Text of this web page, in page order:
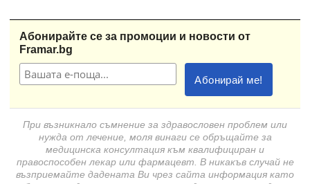
Абонирайте се за промоции и новости от
Framar.bg
При възникнало съмнение за здравословен проблем или
нужда от лечение, моля винаги се обръщайте за
медицинска консултация към квалифициран и
правоспособен лекар или фармацевт. В никакъв случай не
възприемайте дадената Ви чрез сайта информация като